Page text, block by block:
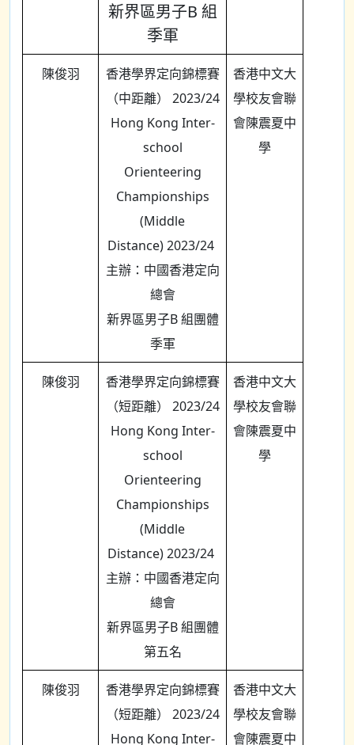
新界區男子B 組
季軍
陳俊羽
香港學界定向錦標賽
（中距離） 2023/24
Hong Kong Inter-
school
Orienteering
Championships
(Middle
Distance) 2023/24
主辦：中國香港定向
總會
新界區男子B 組團體
季軍
香港中文大
學校友會聯
會陳震夏中
學
陳俊羽
香港學界定向錦標賽
（短距離） 2023/24
Hong Kong Inter-
school
Orienteering
Championships
(Middle
Distance) 2023/24
主辦：中國香港定向
總會
新界區男子B 組團體
第五名
香港中文大
學校友會聯
會陳震夏中
學
陳俊羽
香港學界定向錦標賽
（短距離） 2023/24
Hong Kong Inter-
香港中文大
學校友會聯
會陳震夏中